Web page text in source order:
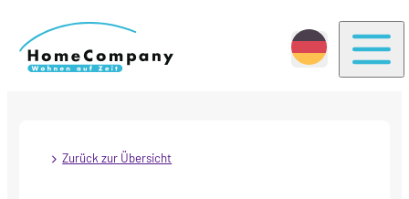
Zurück zur Übersicht